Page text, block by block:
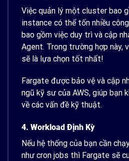
Việc quản lý một cluster bao
instance có thể tốn nhiều
bao gồm việc duy trì và cập
Agent. Trong trường hợp này,
sẽ là lựa chọn tốt nhất!
Fargate được bảo vệ và cập
ngũ kỹ sư của AWS, giúp bạn
về các vấn đề kỹ thuật.
4. Workload Định Kỳ
Nếu hệ thống của bạn cần
như cron jobs thì Fargate sẽ